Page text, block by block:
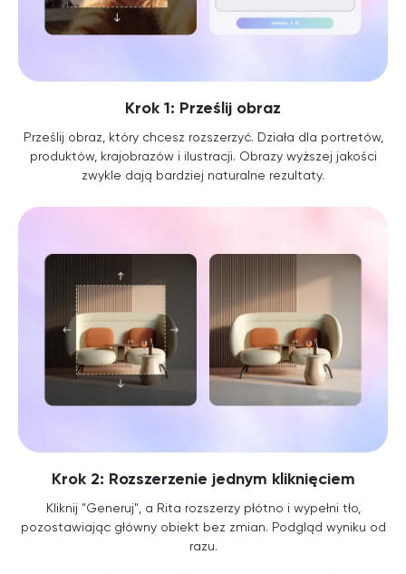
Krok 1: Prześlij obraz
Prześlij obraz, który chcesz rozszerzyć. Działa dla portretów,
produktów, krajobrazów i ilustracji. Obrazy wyższej jakości
zwykle dają bardziej naturalne rezultaty.
Krok 2: Rozszerzenie jednym kliknięciem
Kliknij "Generuj", a Rita rozszerzy płótno i wypełni tło,
pozostawiając główny obiekt bez zmian. Podgląd wyniku od
razu.